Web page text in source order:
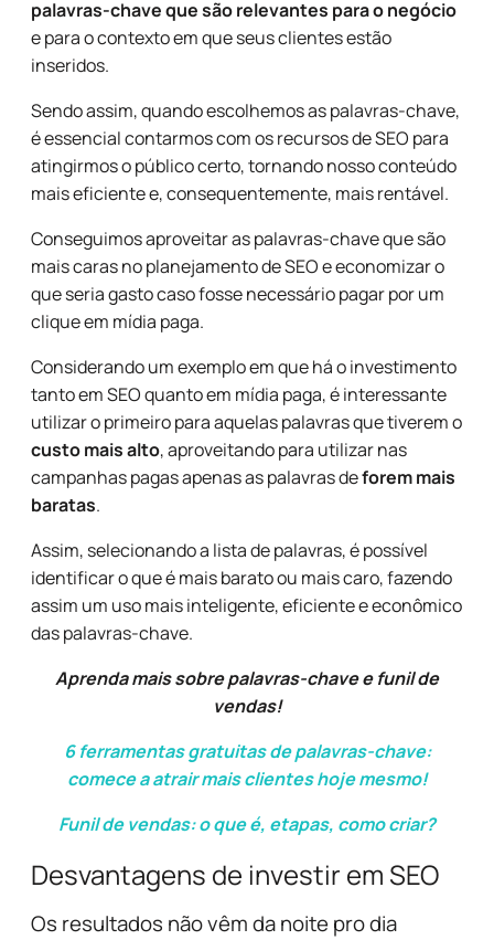
palavras-chave que são relevantes para o negócio
e para o contexto em que seus clientes estão
inseridos.
Sendo assim, quando escolhemos as palavras-chave,
é essencial contarmos com os recursos de SEO para
atingirmos o público certo, tornando nosso conteúdo
mais eficiente e, consequentemente, mais rentável.
Conseguimos aproveitar as palavras-chave que são
mais caras no planejamento de SEO e economizar o
que seria gasto caso fosse necessário pagar por um
clique em mídia paga.
Considerando um exemplo em que há o investimento
tanto em SEO quanto em mídia paga, é interessante
utilizar o primeiro para aquelas palavras que tiverem o
custo mais alto, aproveitando para utilizar nas
campanhas pagas apenas as palavras deforem mais
baratas.
Assim, selecionando a lista de palavras, é possível
identificar o que é mais barato ou mais caro, fazendo
assim um uso mais inteligente, eficiente e econômico
das palavras-chave.
Aprenda mais sobre palavras-chave e funil de
vendas!
6 ferramentas gratuitas de palavras-chave:
comece a atrair mais clientes hoje mesmo!
Funil de vendas: o que é, etapas, como criar?
Desvantagens de investir em SEO
Os resultados não vêm da noite pro dia